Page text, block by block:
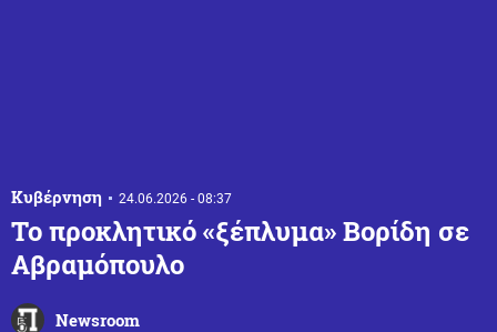
Κυβέρνηση 24.06.2026 - 08:37
Το προκλητικό «ξέπλυμα» Βορίδη σε
Αβραμόπουλο
Newsroom